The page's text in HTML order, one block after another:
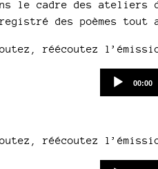
le cadre des ateliers
des poèmes tout
réécoutez
Current
00:00
réécoutez